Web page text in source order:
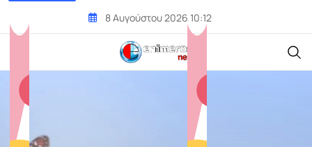
8 Αυγούστου 2026 10:12